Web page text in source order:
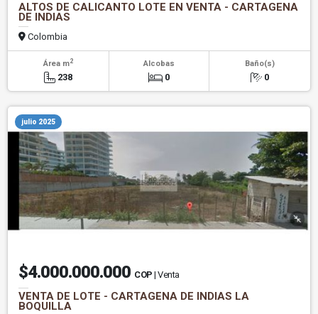
ALTOS DE CALICANTO LOTE EN VENTA - CARTAGENA
DE INDIAS
Colombia
Área m2
238
Alcobas
0
Baño(s)
0
julio 2025
$4.000.000.000 COP | Venta
VENTA DE LOTE - CARTAGENA DE INDIAS LA
BOQUILLA